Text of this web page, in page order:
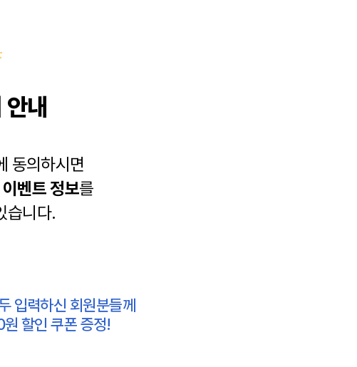
내
동의하시면
이벤트 정보를
습니다.
입력하신 회원분들께
할인 쿠폰 증정!